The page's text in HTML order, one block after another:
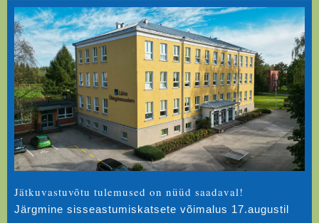
Jätkuvastuvõtu tulemused on nüüd saadaval!
Järgmine sisseastumiskatsete võimalus 17.augustil